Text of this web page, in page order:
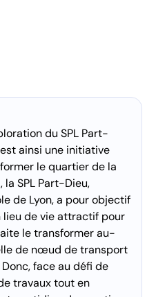
du SPL Part-
ainsi une initiative
le quartier de la
la SPL Part-Dieu,
de Lyon, a pour objectif
de vie attractif pour
le transformer au-
de nœud de transport
face au défi de
travaux tout en